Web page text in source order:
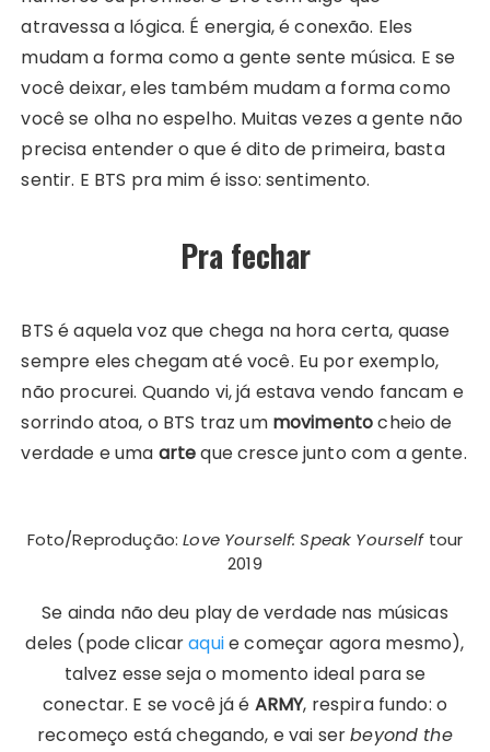
atravessa a lógica. É energia, é conexão. Eles
mudam a forma como a gente sente música. E se
você deixar, eles também mudam a forma como
você se olha no espelho. Muitas vezes a gente não
precisa entender o que é dito de primeira, basta
sentir. E BTS pra mim é isso: sentimento.
Pra fechar
BTS é aquela voz que chega na hora certa, quase
sempre eles chegam até você. Eu por exemplo,
não procurei. Quando vi, já estava vendo fancam e
sorrindo atoa, o BTS traz um movimentocheio de
verdade e uma arteque cresce junto com a gente.
Foto/Reprodução:Love Yourself: Speak Yourselftour
2019
Se ainda não deu play de verdade nas músicas
deles (pode clicaraquie começar agora mesmo),
talvez esse seja o momento ideal para se
conectar. E se você já é ARMY, respira fundo: o
recomeço está chegando, e vai serbeyond the